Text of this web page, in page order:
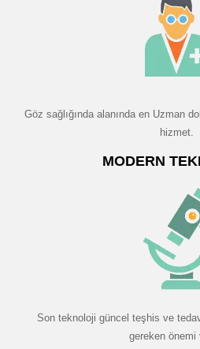
Göz sağlığında alanında en Uzman
hizmet.
MODERN
Son teknoloji güncel teşhis ve
gereken önemi